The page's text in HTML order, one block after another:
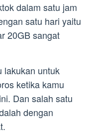
dalam satu jam
satu hari yaitu
20GB sangat
lakukan untuk
ketika kamu
Dan salah satu
dengan